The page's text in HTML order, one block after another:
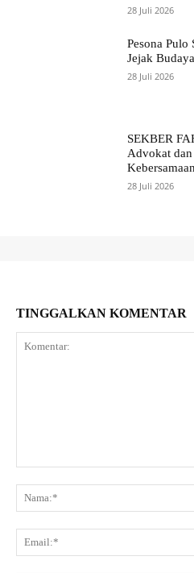
28 Juli 2026
Pesona Pulo
Jejak
28 Juli 2026
SEKBER
Advokat
Kebersamaan
28 Juli 2026
TINGGALKAN KOMENTAR